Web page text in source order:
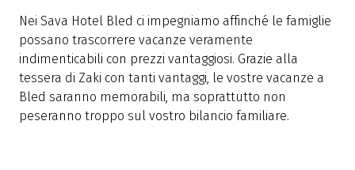
Nei Sava Hotel Bled ci impegniamo affinché le famiglie
possano trascorrere vacanze veramente
indimenticabili con prezzi vantaggiosi. Grazie alla
tessera di Zaki con tanti vantaggi, le vostre vacanze a
Bled saranno memorabili, ma soprattutto non
peseranno troppo sul vostro bilancio familiare.